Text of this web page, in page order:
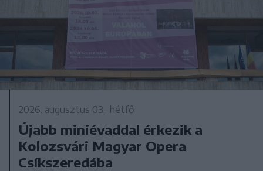
2026. augusztus 03., hétfő
Újabb miniévaddal érkezik a
Kolozsvári Magyar Opera
Csíkszeredába